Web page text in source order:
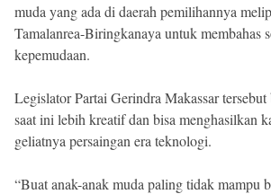
muda yang ada di daerah pemilihannya
Tamalanrea-Biringkanaya untuk membahas
kepemudaan.
Legislator Partai Gerindra Makassar tersebut
saat ini lebih kreatif dan bisa menghasilkan
geliatnya persaingan era teknologi.
“Buat anak-anak muda paling tidak mampu